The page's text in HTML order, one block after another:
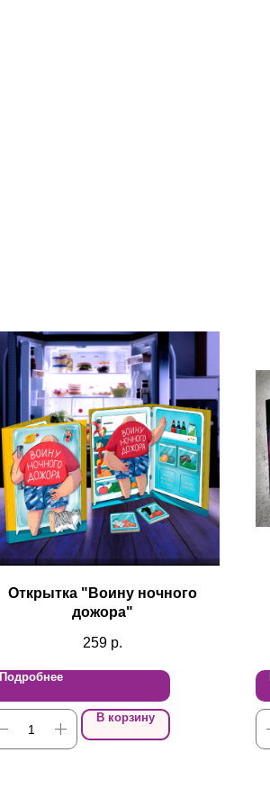
Открытка "Воину ночного
дожора"
259 р.
Подробнее
В корзину